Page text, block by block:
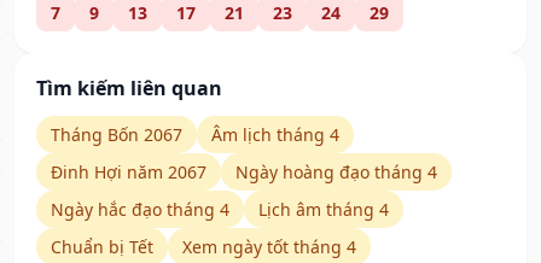
7 9 13 17 21 23 24 29
Tìm kiếm liên quan
Tháng Bốn 2067
Âm lịch tháng 4
Đinh Hợi năm 2067
Ngày hoàng đạo tháng 4
Ngày hắc đạo tháng 4
Lịch âm tháng 4
Chuẩn bị Tết
Xem ngày tốt tháng 4